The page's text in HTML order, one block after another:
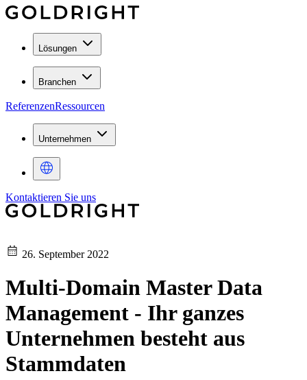
Lösungen
Branchen
ReferenzenRessourcen
Unternehmen
Kontaktieren Sie uns
26. September 2022
Multi-Domain Master Data
Management - Ihr ganzes
Unternehmen besteht aus
Stammdaten